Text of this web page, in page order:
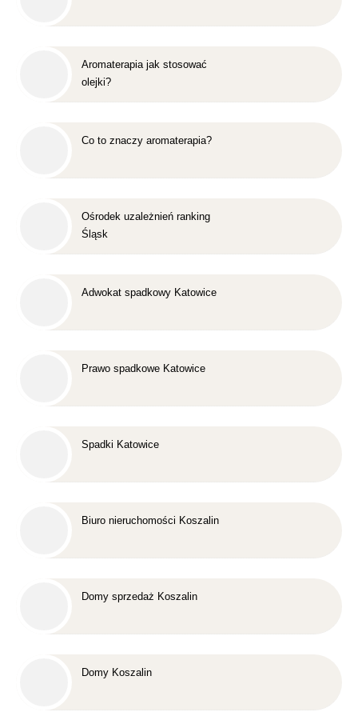
Aromaterapia jak stosować
olejki?
Co to znaczy aromaterapia?
Ośrodek uzależnień ranking
Śląsk
Adwokat spadkowy Katowice
Prawo spadkowe Katowice
Spadki Katowice
Biuro nieruchomości Koszalin
Domy sprzedaż Koszalin
Domy Koszalin